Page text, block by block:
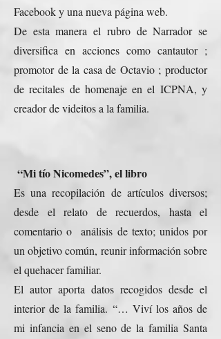
Facebook y una nueva página web.
De esta manera el rubro de Narrador se
diversifica en acciones como cantautor ;
promotor de la casa de Octavio ; productor
de recitales de homenaje en el ICPNA, y
creador de videitos a la familia.
“Mi tío Nicomedes”, el libro
Es una recopilación de artículos diversos;
desde el relato de recuerdos, hasta el
comentario o análisis de texto; unidos por
un objetivo común, reunir información sobre
el quehacer familiar.
El autor aporta datos recogidos desde el
interior de la familia. “… Viví los años de
mi infancia en el seno de la familia Santa